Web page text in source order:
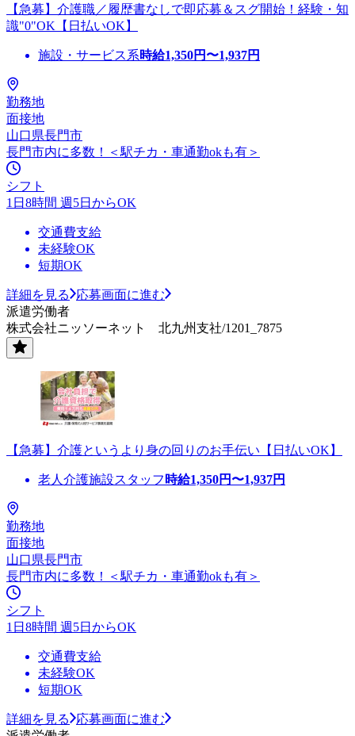
【急募】介護職／履歴書なしで即応募＆スグ開始！経験・知
識"0"OK【日払いOK】
施設・サービス系時給1,350円〜1,937円
勤務地
面接地
山口県長門市
長門市内に多数！＜駅チカ・車通勤okも有＞
シフト
1日8時間 週5日からOK
交通費支給
未経験OK
短期OK
詳細を見る
応募画面に進む
派遣労働者
株式会社ニッソーネット 北九州支社/1201_7875
【急募】介護というより身の回りのお手伝い【日払いOK】
老人介護施設スタッフ 時給1,350円〜1,937円
勤務地
面接地
山口県長門市
長門市内に多数！＜駅チカ・車通勤okも有＞
シフト
1日8時間 週5日からOK
交通費支給
未経験OK
短期OK
詳細を見る
応募画面に進む